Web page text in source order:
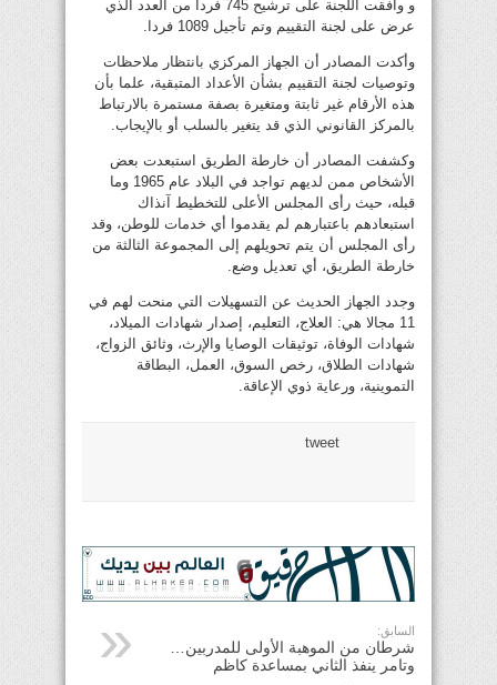
و وافقت اللجنة على ترشيح 745 فردا من العدد الذي
عرض على لجنة التقييم وتم تأجيل 1089 فردا.
وأكدت المصادر أن الجهاز المركزي بانتظار ملاحظات
وتوصيات لجنة التقييم بشأن الأعداد المتبقية، علما بأن
هذه الأرقام غير ثابتة ومتغيرة بصفة مستمرة بالارتباط
بالمركز القانوني الذي قد يتغير بالسلب أو بالإيجاب.
وكشفت المصادر أن خارطة الطريق استبعدت بعض
الأشخاص ممن لديهم تواجد في البلاد عام 1965 وما
قبله، حيث رأى المجلس الأعلى للتخطيط آنذاك
استبعادهم باعتبارهم لم يقدموا أي خدمات للوطن، وقد
رأى المجلس أن يتم تحويلهم إلى المجموعة الثالثة من
خارطة الطريق، أي تعديل وضع.
وجدد الجهاز الحديث عن التسهيلات التي منحت لهم في
11 مجالا هي: العلاج، التعليم، إصدار شهادات الميلاد،
شهادات الوفاة، توثيقات الوصايا والإرث، وثائق الزواج،
شهادات الطلاق، رخص السوق، العمل، البطاقة
التموينية، ورعاية ذوي الإعاقة.
tweet
السابق:
شرطان من الموهبة الأولى للمدربين…
وتامر ينفذ الثاني بمساعدة كاظم